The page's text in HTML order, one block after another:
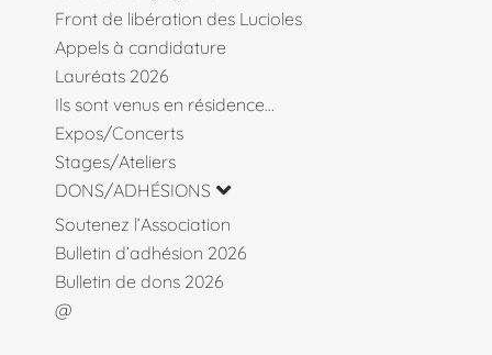
Front de libération des Lucioles
Appels à candidature
Lauréats 2026
Ils sont venus en résidence…
Expos/Concerts
Stages/Ateliers
DONS/ADHÉSIONS
Soutenez l’Association
Bulletin d’adhésion 2026
Bulletin de dons 2026
@